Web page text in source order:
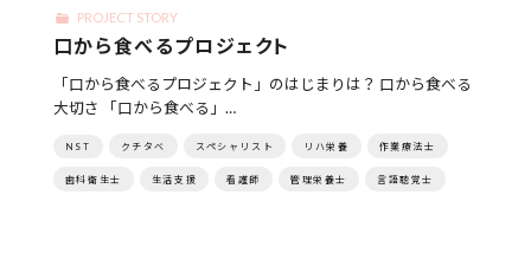
PROJECT STORY
口から食べるプロジェクト
「口から食べるプロジェクト」のはじまりは？ 口から食べる
大切さ 「口から食べる」…
NST クチタベ スペシャリスト リハ栄養 作業療法士
歯科衛生士 生活支援 看護師 管理栄養士 言語聴覚士